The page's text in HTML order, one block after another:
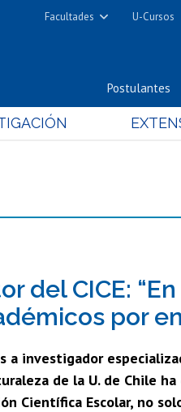
Facultades
Cs. Físicas y
Cs. Químicas y
Nutrición y Tecnología
U-Cursos
Postulantes
del CICE:
por
a investigador
de la U. de Chile
Científica Escolar, no